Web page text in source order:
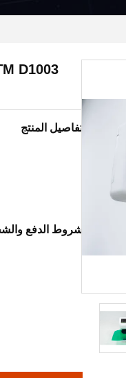
تفاصيل المنتج
شروط الدفع